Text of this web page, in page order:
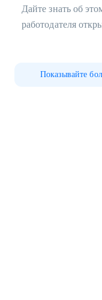
Дайте знать об
работодателя
Показывайте